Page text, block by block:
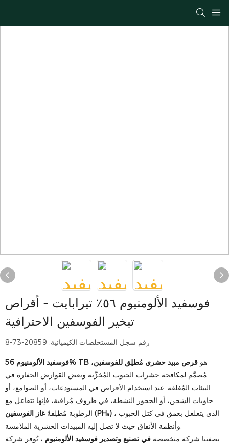
فوسفيد الألومنيوم ٥٦٪ تيرابايت - أقراص
تبخير الفوسفين الاحترافية
رقم سجل المستخلصات الكيميائية: 20859-73-8
فوسفيد الألومنيوم 56% TB هو قرص مبيد حشري مُطلِق للفوسفين،
مُصمَّم لمكافحة حشرات الحبوب المُخزَّنة وبعض القوارض الحفارة في
البيئات المُغلقة. عند استخدام الأقراص في المستودعات، أو الصوامع، أو
حاويات الشحن، أو الجحور النشطة، في ظروف مُراقبة، فإنها تتفاعل مع
الرطوبة مُطلِقةً غاز الفوسفين (PH₃) ، الذي يتغلغل بعمق في كتل الحبوب
وأنظمة الأنفاق حيث لا تصل إليه المبيدات الحشرية الملامسة.
بصفتنا شركة متخصصة في تصنيع وتصدير فوسفيد الألومنيوم ، تُوفر شركة